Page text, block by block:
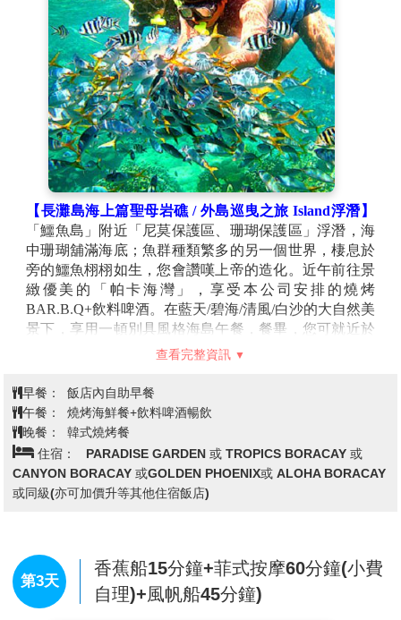
【長灘島海上篇聖母岩礁 / 外島巡曳之旅 Island浮潛】
「鱷魚島」附近「尼莫保護區、珊瑚保護區」浮潛，海
中珊瑚舖滿海底；魚群種類繁多的另一個世界，棲息於
旁的鱷魚栩栩如生，您會讚嘆上帝的造化。近午前往景
緻優美的「帕卡海灣」，享受本公司安排的燒烤
BAR.B.Q+飲料啤酒。在藍天/碧海/清風/白沙的大自然美
景下，享用一頓別具風格海島午餐，餐畢，您可就近於
此美麗的沙灘戲水娛樂一番。
註：從事所有水上活動，請務必聽從指導教練的指示，
並確實要求穿戴救生衣具。
查看完整資訊
早餐：
飯店內自助早餐
午餐：
燒烤海鮮餐+飲料啤酒暢飲
晚餐：
韓式燒烤餐
住宿：
PARADISE GARDEN 或 TROPICS BORACAY 或
CANYON BORACAY 或GOLDEN PHOENIX或 ALOHA BORACAY
或同級(亦可加價升等其他住宿飯店)
第3天
香蕉船15分鐘+菲式按摩60分鐘(小費
自理)+風帆船45分鐘)